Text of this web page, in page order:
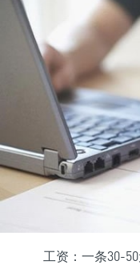
工资：一条30-